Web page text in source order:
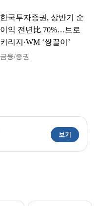
한국투자증권, 상반기 순
이익 전년比 70%…브로
커리지·WM ‘쌍끌이’
금융/증권
보기